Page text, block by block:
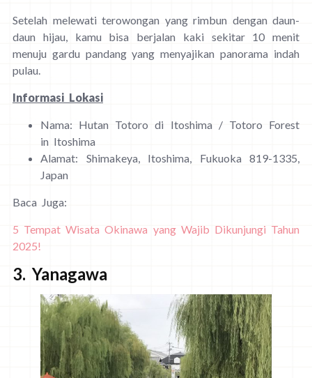
Setelah melewati terowongan yang rimbun dengan daun-
daun hijau, kamu bisa berjalan kaki sekitar 10 menit
menuju gardu pandang yang menyajikan panorama indah
pulau.
Informasi Lokasi
Nama: Hutan Totoro di Itoshima / Totoro Forest
in Itoshima
Alamat: Shimakeya, Itoshima, Fukuoka 819-1335,
Japan
Baca Juga:
5 Tempat Wisata Okinawa yang Wajib Dikunjungi Tahun
2025!
3. Yanagawa